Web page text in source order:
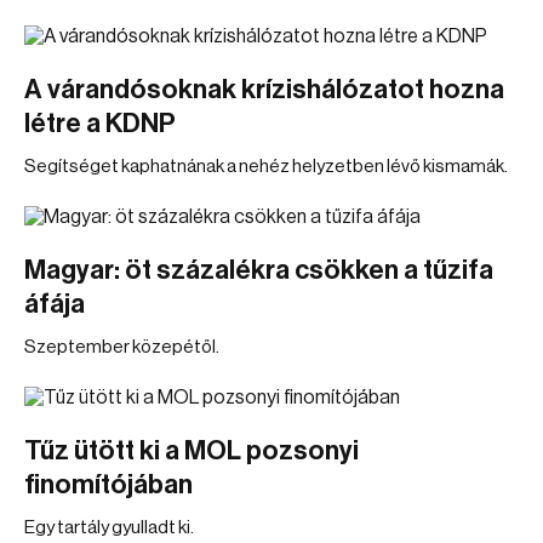
A várandósoknak krízishálózatot hozna
létre a KDNP
Segítséget kaphatnának a nehéz helyzetben lévő kismamák.
Magyar: öt százalékra csökken a tűzifa
áfája
Szeptember közepétől.
Tűz ütött ki a MOL pozsonyi
finomítójában
Egy tartály gyulladt ki.